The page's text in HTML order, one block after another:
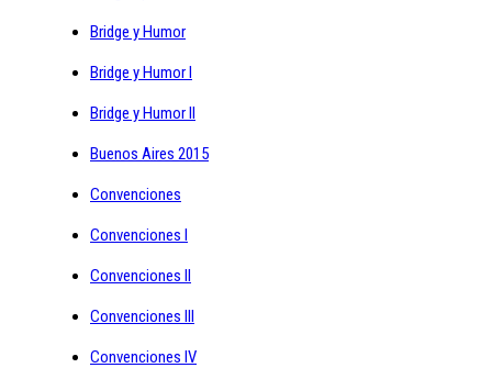
Bridge y Humor
Bridge y Humor I
Bridge y Humor II
Buenos Aires 2015
Convenciones
Convenciones I
Convenciones II
Convenciones III
Convenciones IV